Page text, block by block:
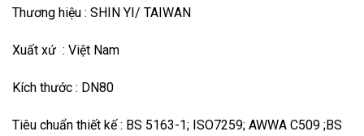
Thương hiệu : SHIN YI/ TAIWAN
Xuất xứ : Việt Nam
Kích thước : DN80
Tiêu chuẩn thiết kế : BS 5163-1; ISO7259; AWWA C509 ;BS